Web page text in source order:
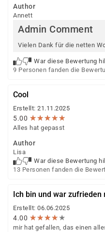
Voraussetzungen und
Author
Annett
Admin Comment
Vielen Dank für die netten
War diese Bewertung
9 Personen fanden die
Cool
Erstellt: 21.11.2025
5.00 ★★★★★
★★★★★
Alles hat gepasst
Author
Lisa
War diese Bewertung
13 Personen fanden die
Ich bin und war
Erstellt: 06.06.2025
4.00 ★★★★★
★★★★★
mir hat gefallen, das einen